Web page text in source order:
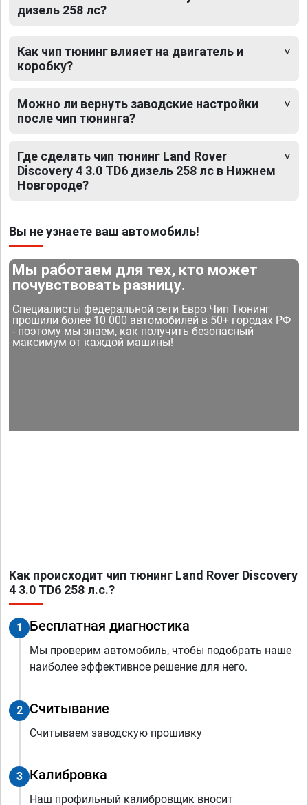
дизель 258 лс?
Как чип тюнинг влияет на двигатель и
коробку?
Можно ли вернуть заводские настройки
после чип тюнинга?
Где сделать чип тюнинг Land Rover
Discovery 4 3.0 TD6 дизель 258 лс в Нижнем
Новгороде?
Вы не узнаете ваш автомобиль!
Мы работаем для тех, кто может
почувствовать разницу.
Специалисты федеральной сети Евро Чип Тюнинг
прошили более 10 000 автомобилей в 50+ городах РФ
- поэтому мы знаем, как получить безопасный
максимум от каждой машины!
Как происходит чип тюнинг Land Rover Discovery
4 3.0 TD6 258 л.с.?
1 Бесплатная диагностика
Мы проверим автомобиль, чтобы подобрать наше
наиболее эффективное решение для него.
2 Считывание
Считываем заводскую прошивку
3 Калибровка
Наш профильный калибровщик вносит